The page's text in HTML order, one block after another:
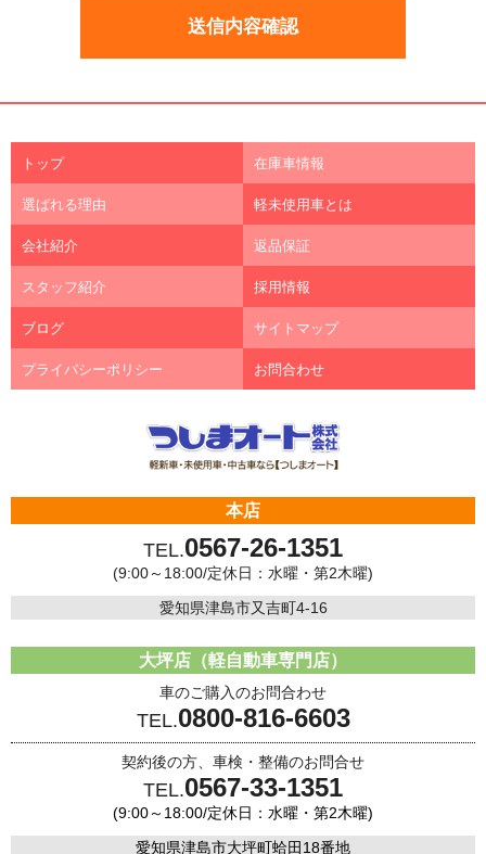
トップ 在庫車情報
選ばれる理由 軽未使用車とは
会社紹介 返品保証
スタッフ紹介 採用情報
ブログ サイトマップ
プライバシーポリシー お問合わせ
本店
TEL.0567-26-1351
(9:00～18:00/定休日：水曜・第2木曜)
愛知県津島市又吉町4-16
大坪店（軽自動車専門店）
車のご購入のお問合わせ
TEL.0800-816-6603
契約後の方、車検・整備のお問合せ
TEL.0567-33-1351
(9:00～18:00/定休日：水曜・第2木曜)
愛知県津島市大坪町蛤田18番地